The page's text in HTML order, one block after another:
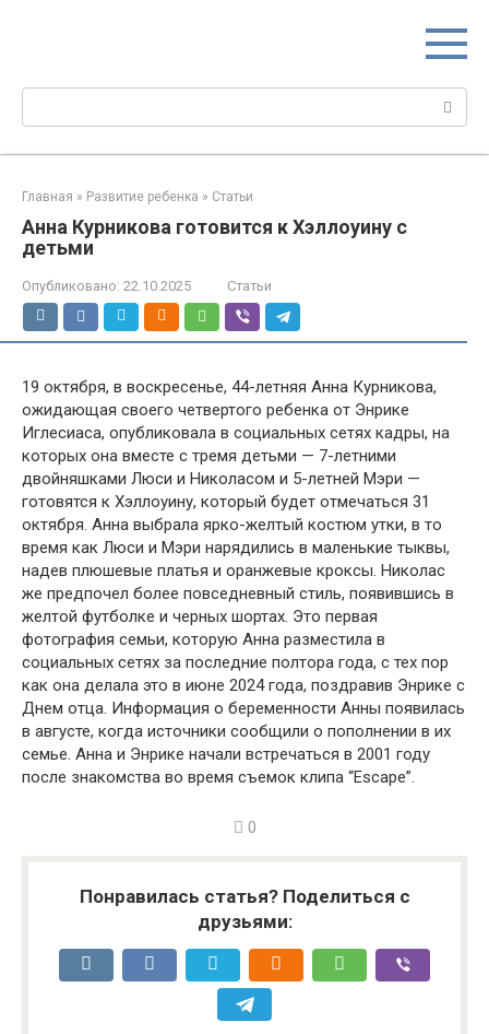
Поиск:
Главная » Развитие ребенка » Статьи
Анна Курникова готовится к Хэллоуину с
детьми
Опубликовано: 22.10.2025 Статьи
19 октября, в воскресенье, 44-летняя Анна Курникова,
ожидающая своего четвертого ребенка от Энрике
Иглесиаса, опубликовала в социальных сетях кадры, на
которых она вместе с тремя детьми — 7-летними
двойняшками Люси и Николасом и 5-летней Мэри —
готовятся к Хэллоуину, который будет отмечаться 31
октября. Анна выбрала ярко-желтый костюм утки, в то
время как Люси и Мэри нарядились в маленькие тыквы,
надев плюшевые платья и оранжевые кроксы. Николас
же предпочел более повседневный стиль, появившись в
желтой футболке и черных шортах. Это первая
фотография семьи, которую Анна разместила в
социальных сетях за последние полтора года, с тех пор
как она делала это в июне 2024 года, поздравив Энрике с
Днем отца. Информация о беременности Анны появилась
в августе, когда источники сообщили о пополнении в их
семье. Анна и Энрике начали встречаться в 2001 году
после знакомства во время съемок клипа “Escape”.
0
Понравилась статья? Поделиться с
друзьями: